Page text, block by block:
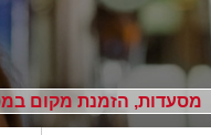
מסעדות, הזמנת מקום